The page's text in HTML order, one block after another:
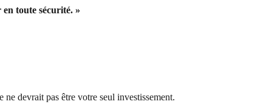
toute sécurité. »
devrait pas être votre seul investissement.